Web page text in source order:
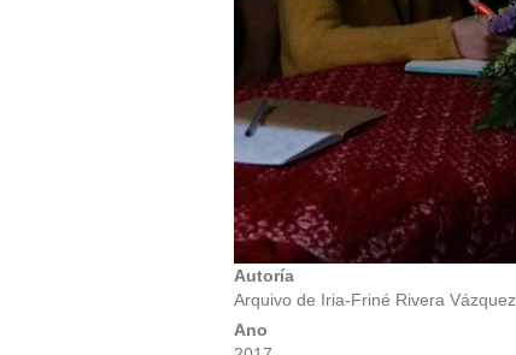
Autoría
Arquivo de Iria-Friné Rivera Vázquez
Ano